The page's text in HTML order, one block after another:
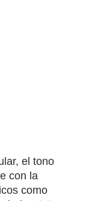
el tono
con la
como